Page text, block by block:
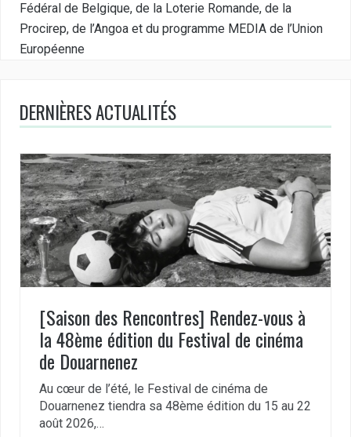
Fédéral de Belgique, de la Loterie Romande, de la
Procirep, de l’Angoa et du programme MEDIA de l’Union
Européenne
DERNIÈRES ACTUALITÉS
[Saison des Rencontres] Rendez-vous à
la 48ème édition du Festival de cinéma
de Douarnenez
Au cœur de l’été, le Festival de cinéma de
Douarnenez tiendra sa 48ème édition du 15 au 22
août 2026,…